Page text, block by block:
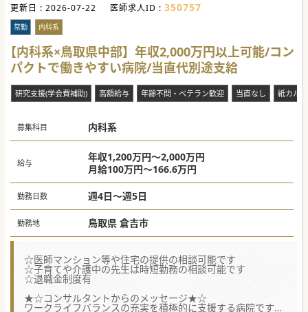
更新日 : 2026-07-22 医師求人ID : 350757
常勤 内科系
【内科系×鳥取県中部】年収2,000万円以上可能/コン
パクトで働きやすい病院/当直代別途支給
研究支援(学会費補助) 高額給与 年齢不問・ベテラン歓迎 当直なし 紙カルテ
募集科目 内科系
給与
年収1,200万円～2,000万円
月給100万円～166.6万円
勤務日数 週4日～週5日
勤務地 鳥取県 倉吉市
☆医師マンション等や住宅の提供の相談可能です
☆子育てや介護中の先生は時短勤務の相談可能です
☆退職金制度有
★☆コンサルタントからのメッセージ★☆
ワークライフバランスの充実を積極的に支援する病院です。